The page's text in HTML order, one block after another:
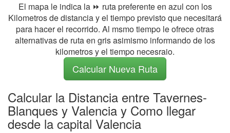
El mapa le indica la ⏩ ruta preferente en azul con los
Kilometros de distancia y el tiempo previsto que necesitará
para hacer el recorrido. Al msmo tiempo le ofrece otras
alternativas de ruta en gris asimismo informando de los
kilometros y el tiempo necesraio.
Calcular Nueva Ruta
Calcular la Distancia entre Tavernes-
Blanques y Valencia y Como llegar
desde la capital Valencia